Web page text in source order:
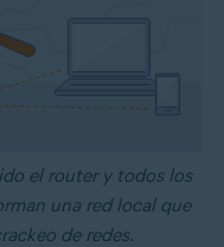
el router y todos los
una red local que
de redes.